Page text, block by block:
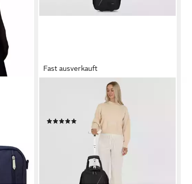
Fast ausverkauft
AMERICAN TOURISTER®
Kofferrucksack Take2Cabin,
lieferbar - in 2-3 Werktagen bei dir